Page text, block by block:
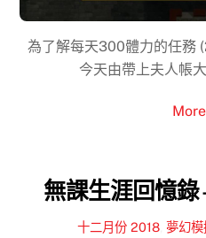
為了解每天300體力的任務
今天由帶上夫人帳
More
無課生涯回憶錄
十二月份 2018, 夢幻模